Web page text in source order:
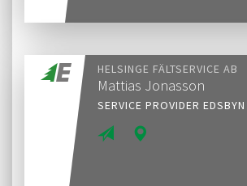
HELSINGE FÄLTSERVICE AB
Mattias Jonasson
SERVICE PROVIDER EDSBYN